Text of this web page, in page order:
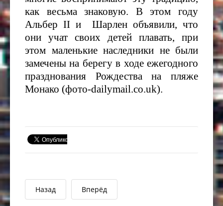
как весьма знаковую. В этом году
Альбер II и Шарлен объявили, что
они учат своих детей плавать, при
этом маленькие наследники не были
замечены на берегу в ходе ежегодного
празднования Рождества на пляже
Монако (фото-dailymail.co.uk).
Назад Вперёд